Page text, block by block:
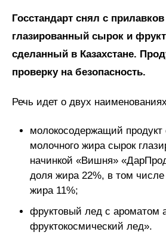
Госстандарт снял с
глазированный сырок и
сделанный в Казахстане.
проверку на безопасность.
Речь идет о двух
молокосодержащий продукт
молочного жира сырок
начинкой «Вишня»
доля жира 22%, в том числе
жира 11%;
фруктовый лед с ароматом
фруктокосмический лед».